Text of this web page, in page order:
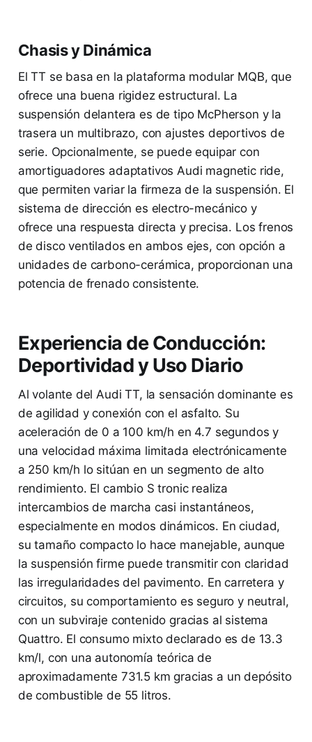
Chasis y Dinámica
El TT se basa en la plataforma modular MQB, que
ofrece una buena rigidez estructural. La
suspensión delantera es de tipo McPherson y la
trasera un multibrazo, con ajustes deportivos de
serie. Opcionalmente, se puede equipar con
amortiguadores adaptativos Audi magnetic ride,
que permiten variar la firmeza de la suspensión. El
sistema de dirección es electro-mecánico y
ofrece una respuesta directa y precisa. Los frenos
de disco ventilados en ambos ejes, con opción a
unidades de carbono-cerámica, proporcionan una
potencia de frenado consistente.
Experiencia de Conducción:
Deportividad y Uso Diario
Al volante del Audi TT, la sensación dominante es
de agilidad y conexión con el asfalto. Su
aceleración de 0 a 100 km/h en 4.7 segundos y
una velocidad máxima limitada electrónicamente
a 250 km/h lo sitúan en un segmento de alto
rendimiento. El cambio S tronic realiza
intercambios de marcha casi instantáneos,
especialmente en modos dinámicos. En ciudad,
su tamaño compacto lo hace manejable, aunque
la suspensión firme puede transmitir con claridad
las irregularidades del pavimento. En carretera y
circuitos, su comportamiento es seguro y neutral,
con un subviraje contenido gracias al sistema
Quattro. El consumo mixto declarado es de 13.3
km/l, con una autonomía teórica de
aproximadamente 731.5 km gracias a un depósito
de combustible de 55 litros.